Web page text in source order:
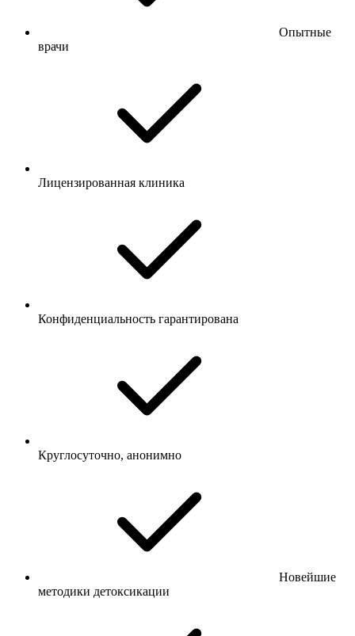
Опытные
врачи
Лицензированная клиника
Конфиденциальность гарантирована
Круглосуточно, анонимно
Новейшие
методики детоксикации